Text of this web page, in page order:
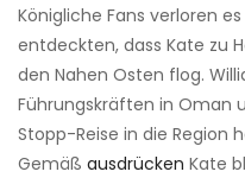
Königliche Fans verloren
entdeckten, dass Kate zu
den Nahen Osten flog.
Führungskräften in Oman
Stopp-Reise in die Region
Gemäß ausdrücken Kate